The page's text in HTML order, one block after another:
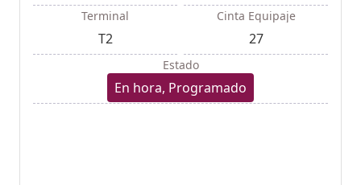
Terminal
T2
Cinta Equipaje
27
Estado
En hora, Programado